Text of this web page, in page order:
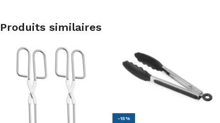
Produits similaires
-15%